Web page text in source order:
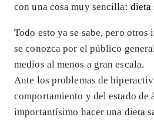
con una cosa muy sencilla: dieta
Todo esto ya se sabe, pero otros
se conozca por el público
medios al menos a gran escala.
Ante los problemas de
comportamiento y del estado de
importantísimo hacer una dieta